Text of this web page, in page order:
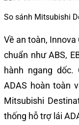
So sánh Mitsubishi
Về an toàn,
chuẩn như ABS,
hành ngang
ADAS hoàn toàn
Mitsubishi
thống hỗ trợ lái